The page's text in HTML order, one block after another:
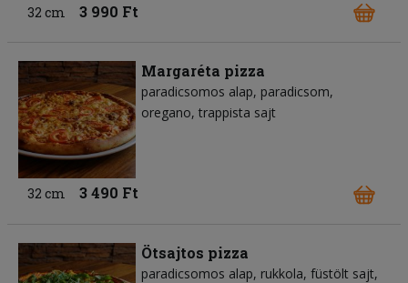
32 cm 3 990 Ft
Margaréta pizza
paradicsomos alap paradicsom
oregano trappista sajt
32 cm 3 490 Ft
Ötsajtos pizza
paradicsomos alap rukkola füstölt sajt